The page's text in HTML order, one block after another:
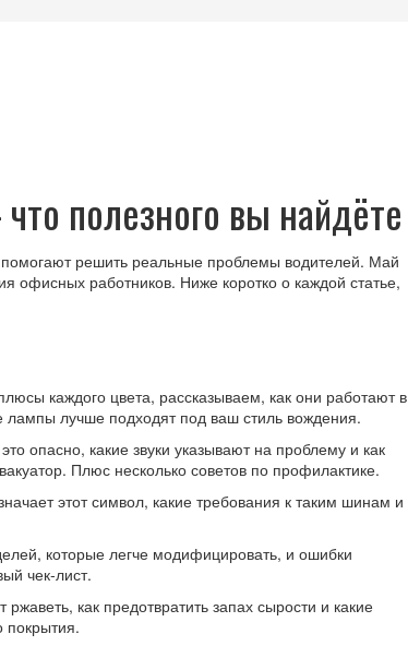
полезного вы найдёте
решить реальные проблемы водителей. Май
работников. Ниже коротко о каждой статье,
каждого цвета, рассказываем, как они работают в
лампы лучше подходят под ваш стиль вождения.
опасно, какие звуки указывают на проблему и как
Плюс несколько советов по профилактике.
этот символ, какие требования к таким шинам и
которые легче модифицировать, и ошибки
чек‑лист.
ржаветь, как предотвратить запах сырости и какие
покрытия.